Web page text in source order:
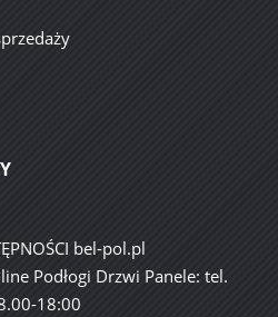
bel-pol.pl
Podłogi Drzwi Panele: tel.
18:00